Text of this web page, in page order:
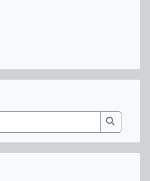
Suchen